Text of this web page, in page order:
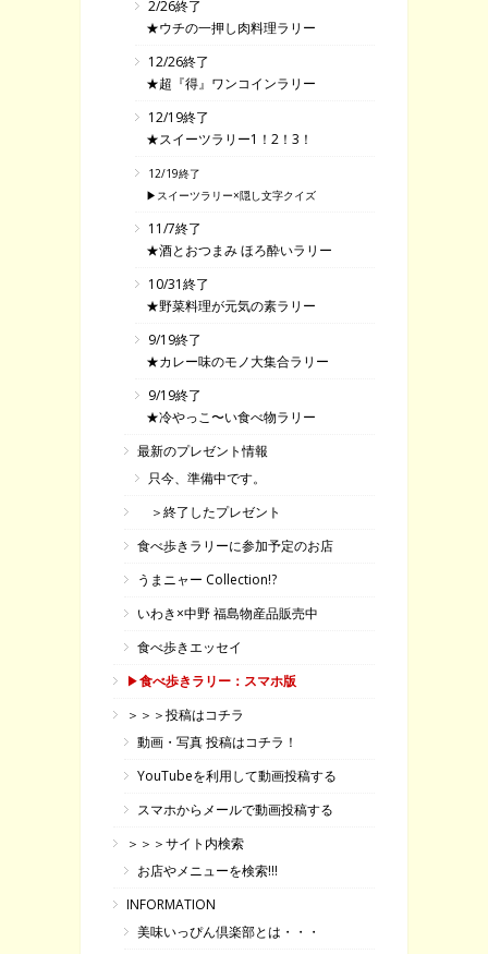
2/26終了
★ウチの一押し肉料理ラリー
12/26終了
★超『得』ワンコインラリー
12/19終了
★スイーツラリー1！2！3！
12/19終了
▶スイーツラリー×隠し文字クイズ
11/7終了
★酒とおつまみ ほろ酔いラリー
10/31終了
★野菜料理が元気の素ラリー
9/19終了
★カレー味のモノ大集合ラリー
9/19終了
★冷やっこ〜い食べ物ラリー
最新のプレゼント情報
只今、準備中です。
＞終了したプレゼント
食べ歩きラリーに参加予定のお店
うまニャー Collection!?
いわき×中野 福島物産品販売中
食べ歩きエッセイ
▶食べ歩きラリー：スマホ版
＞＞＞投稿はコチラ
動画・写真 投稿はコチラ！
YouTubeを利用して動画投稿する
スマホからメールで動画投稿する
＞＞＞サイト内検索
お店やメニューを検索!!!
INFORMATION
美味いっぴん倶楽部とは・・・